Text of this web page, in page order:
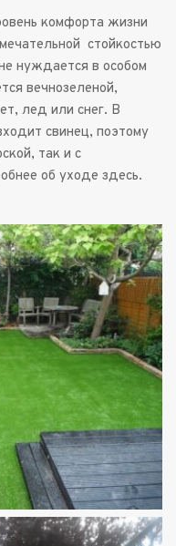
комфорта жизни
стойкостью
нуждается в особом
вечнозеленой,
лед или снег. В
свинец, поэтому
так и с
об уходе здесь.